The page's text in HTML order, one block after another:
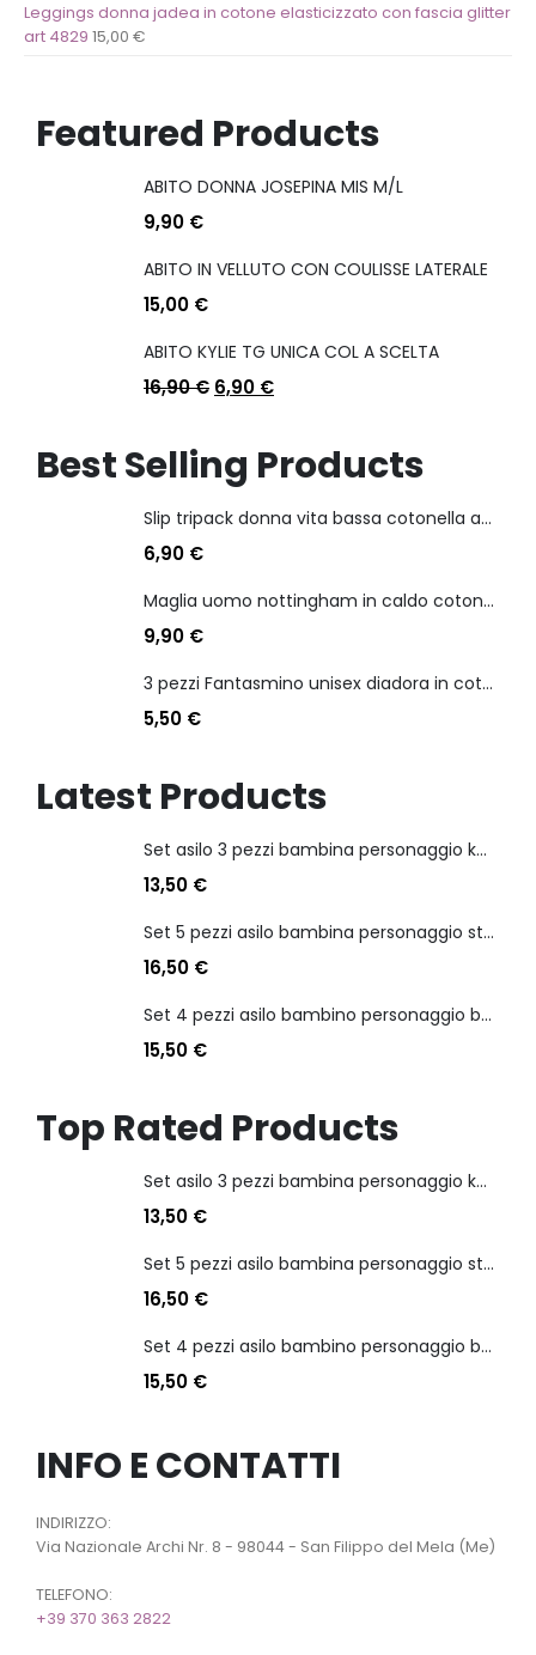
Leggings donna jadea in cotone elasticizzato con fascia glitter
art 4829 15,00 €
Featured Products
ABITO DONNA JOSEPINA MIS M/L
9,90 €
ABITO IN VELLUTO CON COULISSE LATERALE
15,00 €
ABITO KYLIE TG UNICA COL A SCELTA
16,90€ 6,90 €
Best Selling Products
Slip tripack donna vita bassa cotonella art 3165 in cotone elasticizzato
6,90 €
Maglia uomo nottingham in caldo cotone scollo a v manica lunga
9,90 €
3 pezzi Fantasmino unisex diadora in cotone mercerizzato tg dalla 35 alla 46
5,50 €
Latest Products
Set asilo 3 pezzi bambina personaggio kuromi
13,50 €
Set 5 pezzi asilo bambina personaggio stitch angel
16,50 €
Set 4 pezzi asilo bambino personaggio batman
15,50 €
Top Rated Products
Set asilo 3 pezzi bambina personaggio kuromi
13,50 €
Set 5 pezzi asilo bambina personaggio stitch angel
16,50 €
Set 4 pezzi asilo bambino personaggio batman
15,50 €
INFO E CONTATTI
INDIRIZZO:
Via Nazionale Archi Nr. 8 - 98044 - San Filippo del Mela (Me)
TELEFONO:
+39 370 363 2822